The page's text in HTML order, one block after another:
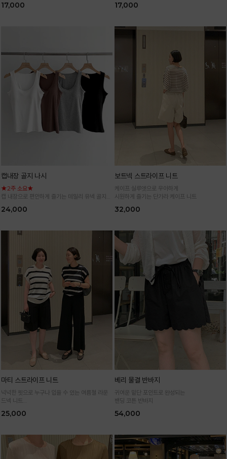
17,000 17,000
캡내장 골지 나시
★2주 소요★
캡 내장으로 편안하게 즐기는 데일리 유넥 골지
24,000
보트넥 스트라이프 니트
케이프 실루엣으로 우아하게
시원하게 즐기는 단가라 케이프 니트
32,000
마티 스트라이프 니트
넉넉한 핏으로 누구나 입을 수 있는 여름철 라운
드넥 니트
입어요
25,000
베리 물결 반바지
귀여운 밑단 포인트로 완성되는
밴딩 코튼 반바지
54,000